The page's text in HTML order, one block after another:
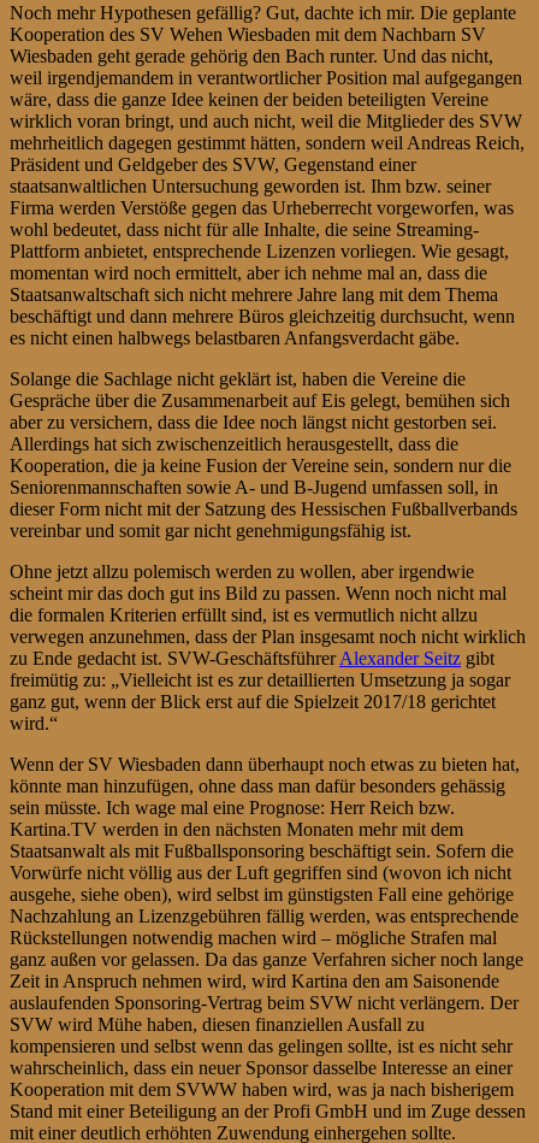
Noch mehr Hypothesen gefällig? Gut, dachte ich mir. Die geplante
Kooperation des SV Wehen Wiesbaden mit dem Nachbarn SV
Wiesbaden geht gerade gehörig den Bach runter. Und das nicht,
weil irgendjemandem in verantwortlicher Position mal aufgegangen
wäre, dass die ganze Idee keinen der beiden beteiligten Vereine
wirklich voran bringt, und auch nicht, weil die Mitglieder des SVW
mehrheitlich dagegen gestimmt hätten, sondern weil Andreas Reich,
Präsident und Geldgeber des SVW, Gegenstand einer
staatsanwaltlichen Untersuchung geworden ist. Ihm bzw. seiner
Firma werden Verstöße gegen das Urheberrecht vorgeworfen, was
wohl bedeutet, dass nicht für alle Inhalte, die seine Streaming-
Plattform anbietet, entsprechende Lizenzen vorliegen. Wie gesagt,
momentan wird noch ermittelt, aber ich nehme mal an, dass die
Staatsanwaltschaft sich nicht mehrere Jahre lang mit dem Thema
beschäftigt und dann mehrere Büros gleichzeitig durchsucht, wenn
es nicht einen halbwegs belastbaren Anfangsverdacht gäbe.
Solange die Sachlage nicht geklärt ist, haben die Vereine die
Gespräche über die Zusammenarbeit auf Eis gelegt, bemühen sich
aber zu versichern, dass die Idee noch längst nicht gestorben sei.
Allerdings hat sich zwischenzeitlich herausgestellt, dass die
Kooperation, die ja keine Fusion der Vereine sein, sondern nur die
Seniorenmannschaften sowie A- und B-Jugend umfassen soll, in
dieser Form nicht mit der Satzung des Hessischen Fußballverbands
vereinbar und somit gar nicht genehmigungsfähig ist.
Ohne jetzt allzu polemisch werden zu wollen, aber irgendwie
scheint mir das doch gut ins Bild zu passen. Wenn noch nicht mal
die formalen Kriterien erfüllt sind, ist es vermutlich nicht allzu
verwegen anzunehmen, dass der Plan insgesamt noch nicht wirklich
zu Ende gedacht ist. SVW-GeschäftsführerAlexander Seitz gibt
freimütig zu: „Vielleicht ist es zur detaillierten Umsetzung ja sogar
ganz gut, wenn der Blick erst auf die Spielzeit 2017/18 gerichtet
wird.“
Wenn der SV Wiesbaden dann überhaupt noch etwas zu bieten hat,
könnte man hinzufügen, ohne dass man dafür besonders gehässig
sein müsste. Ich wage mal eine Prognose: Herr Reich bzw.
Kartina.TV werden in den nächsten Monaten mehr mit dem
Staatsanwalt als mit Fußballsponsoring beschäftigt sein. Sofern die
Vorwürfe nicht völlig aus der Luft gegriffen sind (wovon ich nicht
ausgehe, siehe oben), wird selbst im günstigsten Fall eine gehörige
Nachzahlung an Lizenzgebühren fällig werden, was entsprechende
Rückstellungen notwendig machen wird – mögliche Strafen mal
ganz außen vor gelassen. Da das ganze Verfahren sicher noch lange
Zeit in Anspruch nehmen wird, wird Kartina den am Saisonende
auslaufenden Sponsoring-Vertrag beim SVW nicht verlängern. Der
SVW wird Mühe haben, diesen finanziellen Ausfall zu
kompensieren und selbst wenn das gelingen sollte, ist es nicht sehr
wahrscheinlich, dass ein neuer Sponsor dasselbe Interesse an einer
Kooperation mit dem SVWW haben wird, was ja nach bisherigem
Stand mit einer Beteiligung an der Profi GmbH und im Zuge dessen
mit einer deutlich erhöhten Zuwendung einhergehen sollte.